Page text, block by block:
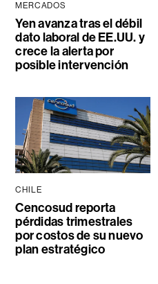
MERCADOS
Yen avanza tras el débil
dato laboral de EE.UU. y
crece la alerta por
posible intervención
CHILE
Cencosud reporta
pérdidas trimestrales
por costos de su nuevo
plan estratégico